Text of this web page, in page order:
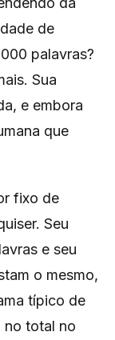
de
palavras?
Sua
e embora
que
fixo de
Seu
e seu
o mesmo,
típico de
no total no